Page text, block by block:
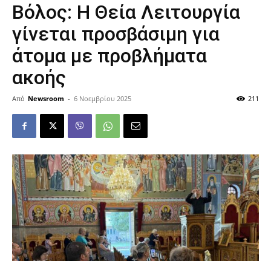
Βόλος: Η Θεία Λειτουργία
γίνεται προσβάσιμη για
άτομα με προβλήματα
ακοής
Από Newsroom - 6 Νοεμβρίου 2025 211